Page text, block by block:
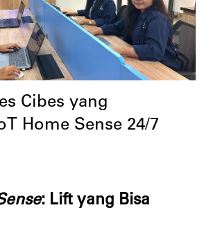
Cibes yang
Home Sense 24/7
: Lift yang Bisa